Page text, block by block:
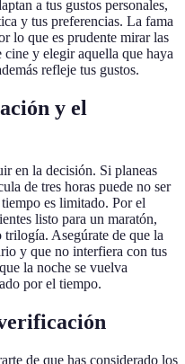
a tus gustos personales,
y tus preferencias. La fama
lo que es prudente mirar las
cine y elegir aquella que haya
refleje tus gustos.
y el
en la decisión. Si planeas
de tres horas puede no ser
es limitado. Por el
listo para un maratón,
trilogía. Asegúrate de que la
y que no interfiera con tus
la noche se vuelva
por el tiempo.
de que has considerado los